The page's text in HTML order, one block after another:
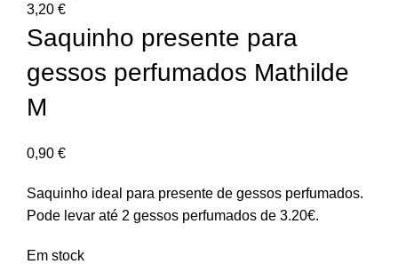
3,20 €
Saquinho presente para
gessos perfumados Mathilde
M
0,90 €
Saquinho ideal para presente de gessos perfumados.
Pode levar até 2 gessos perfumados de 3.20€.
Em stock